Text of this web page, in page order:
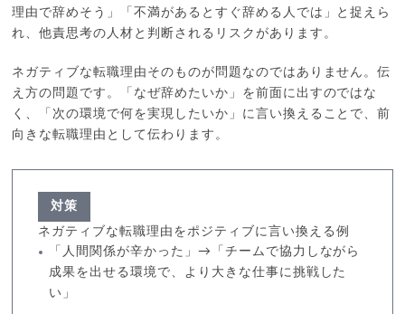
理由で辞めそう」「不満があるとすぐ辞める人では」と捉えら
れ、他責思考の人材と判断されるリスクがあります。
ネガティブな転職理由そのものが問題なのではありません。伝
え方の問題です。「なぜ辞めたいか」を前面に出すのではな
く、「次の環境で何を実現したいか」に言い換えることで、前
向きな転職理由として伝わります。
対策
ネガティブな転職理由をポジティブに言い換える例
「人間関係が辛かった」→「チームで協力しながら
成果を出せる環境で、より大きな仕事に挑戦した
い」